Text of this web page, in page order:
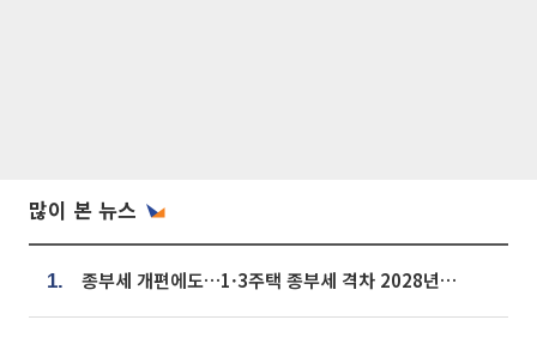
많이 본 뉴스
1. 종부세 개편에도…1·3주택 종부세 격차 2028년부터 확대